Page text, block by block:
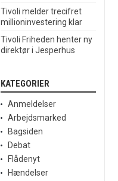
Tivoli melder trecifret
millioninvestering klar
Tivoli Friheden henter ny
direktør i Jesperhus
KATEGORIER
Anmeldelser
Arbejdsmarked
Bagsiden
Debat
Flådenyt
Hændelser